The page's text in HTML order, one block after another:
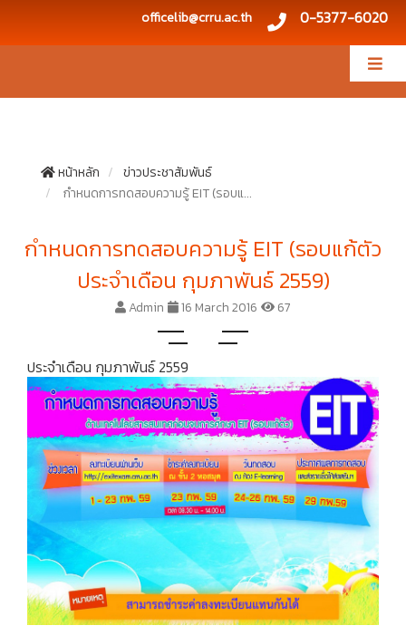
officelib@crru.ac.th 0-5377-6020
หน้าหลัก
ข่าวประชาสัมพันธ์
กำหนดการทดสอบความรู้ EIT (รอบแ...
กำหนดการทดสอบความรู้ EIT (รอบแก้ตัว
ประจำเดือน กุมภาพันธ์ 2559)
Admin 16 March 2016 67
ประจำเดือน กุมภาพันธ์ 2559